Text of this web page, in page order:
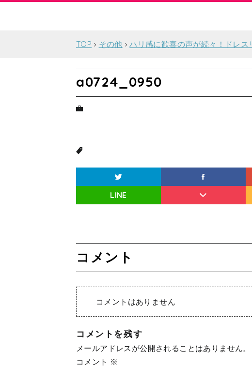
TOP その他 ハリ感に歓喜の声が続々！ドレ
a0724_0950
LINE
コメント
コメントはありません
コメントを残す
メールアドレスが公開されることはありません。
コメント ※